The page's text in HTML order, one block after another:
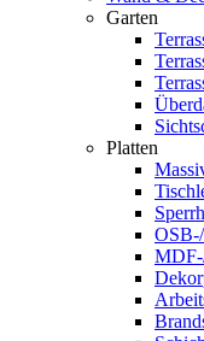
Garten
Platten